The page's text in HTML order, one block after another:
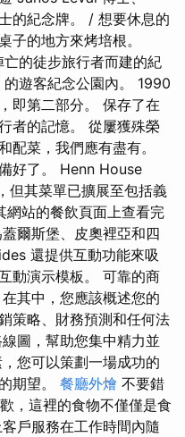
的紀念牌。 / 想要休息的
子的地方來烤培根。
的徒步旅行者而建的紀
遊客紀念公園內。 1990
即第二部分。 保存了在
者的記憶。 從屢獲殊榮
配菜，我們應有盡有。
好了。 Henn House
但其菜單已擴展至包括義
網站的餐飲頁面上查看完
爾斯堡、皮奧裡亞和四
還提供互動功能來吸
動演示模板。 可靠的商
其中，您應該概述您的
策略、財務預測和任何法
圖，幫助您集中精力並
您可以策劃一場成功的
期望。 餐廳外燴 不要錯
，這裡的食物不僅僅是食
戶服務在工作時間內隨